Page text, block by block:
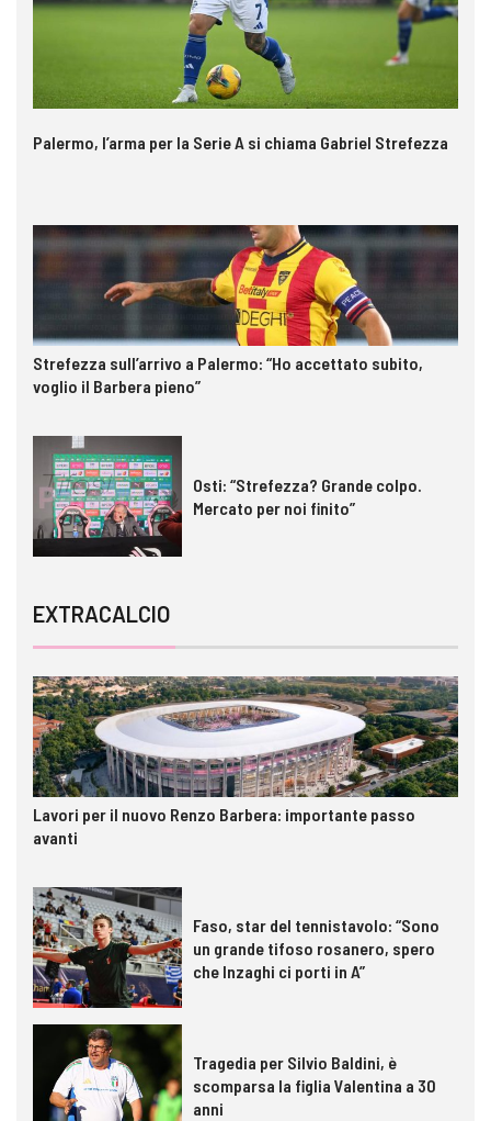
Palermo, l’arma per la Serie A si chiama Gabriel Strefezza
Strefezza sull’arrivo a Palermo: “Ho accettato subito,
voglio il Barbera pieno”
Osti: “Strefezza? Grande colpo.
Mercato per noi finito”
EXTRACALCIO
Lavori per il nuovo Renzo Barbera: importante passo
avanti
Faso, star del tennistavolo: “Sono
un grande tifoso rosanero, spero
che Inzaghi ci porti in A”
Tragedia per Silvio Baldini, è
scomparsa la figlia Valentina a 30
anni